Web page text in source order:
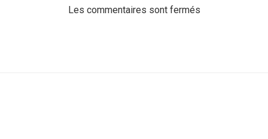
Les commentaires sont fermés